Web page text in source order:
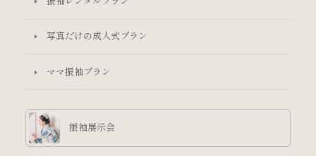
写真だけの成人式プラン
ママ振袖プラン
振袖展示会